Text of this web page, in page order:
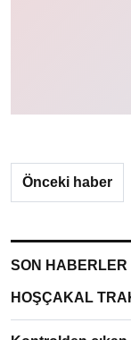
Önceki haber
SON HABERLER
HOŞÇAKAL